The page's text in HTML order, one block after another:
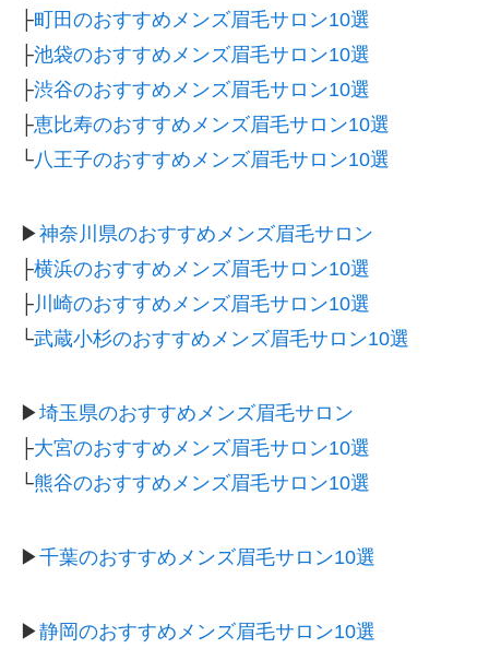
├町田のおすすめメンズ眉毛サロン10選
├池袋のおすすめメンズ眉毛サロン10選
├渋谷のおすすめメンズ眉毛サロン10選
├恵比寿のおすすめメンズ眉毛サロン10選
└八王子のおすすめメンズ眉毛サロン10選
▶神奈川県のおすすめメンズ眉毛サロン
├横浜のおすすめメンズ眉毛サロン10選
├川崎のおすすめメンズ眉毛サロン10選
└武蔵小杉のおすすめメンズ眉毛サロン10選
▶埼玉県のおすすめメンズ眉毛サロン
├大宮のおすすめメンズ眉毛サロン10選
└熊谷のおすすめメンズ眉毛サロン10選
▶千葉のおすすめメンズ眉毛サロン10選
▶静岡のおすすめメンズ眉毛サロン10選